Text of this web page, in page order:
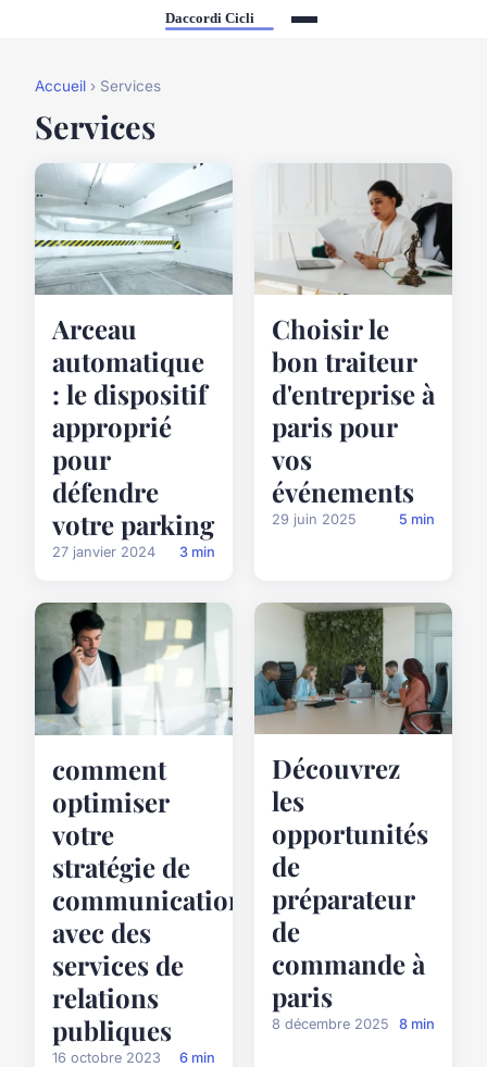
Accueil › Services
Services
Arceau
automatique
: le dispositif
approprié
pour
défendre
votre parking
27 janvier 2024 3 min
Choisir le
bon traiteur
d'entreprise à
paris pour
vos
événements
29 juin 2025 5 min
comment
optimiser
votre
stratégie de
communication
avec des
services de
relations
publiques
16 octobre 2023 6 min
Découvrez
les
opportunités
de
préparateur
de
commande à
paris
8 décembre 2025 8 min